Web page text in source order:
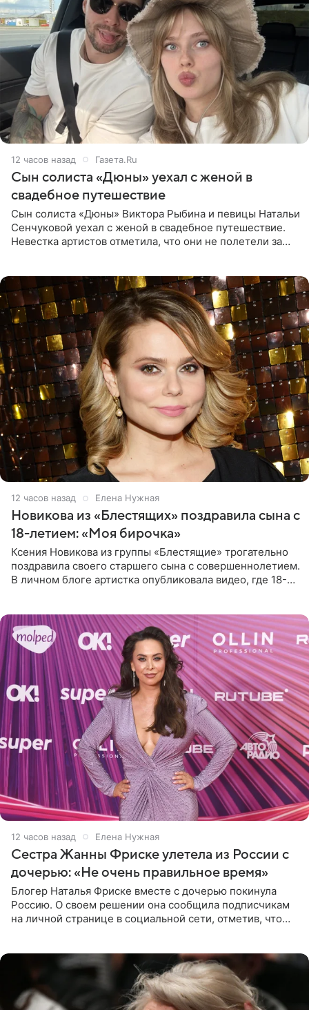
12 часов назад Газета.Ru
Сын солиста «Дюны» уехал с женой в
свадебное путешествие
Сын солиста «Дюны» Виктора Рыбина и певицы Натальи
Сенчуковой уехал с женой в свадебное путешествие.
Невестка артистов отметила, что они не полетели за
12 часов назад Елена Нужная
Новикова из «Блестящих» поздравила сына с
18-летием: «Моя бирочка»
Ксения Новикова из группы «Блестящие» трогательно
поздравила своего старшего сына с совершеннолетием.
В личном блоге артистка опубликовала видео, где 18-
12 часов назад Елена Нужная
Сестра Жанны Фриске улетела из России с
дочерью: «Не очень правильное время»
Блогер Наталья Фриске вместе с дочерью покинула
Россию. О своем решении она сообщила подписчикам
на личной странице в социальной сети, отметив, что